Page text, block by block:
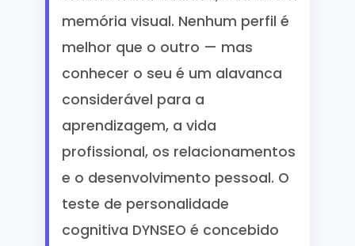
memória visual. Nenhum perfil é
melhor que o outro — mas
conhecer o seu é um alavanca
considerável para a
aprendizagem, a vida
profissional, os relacionamentos
e o desenvolvimento pessoal. O
teste de personalidade
cognitiva DYNSEO é concebido